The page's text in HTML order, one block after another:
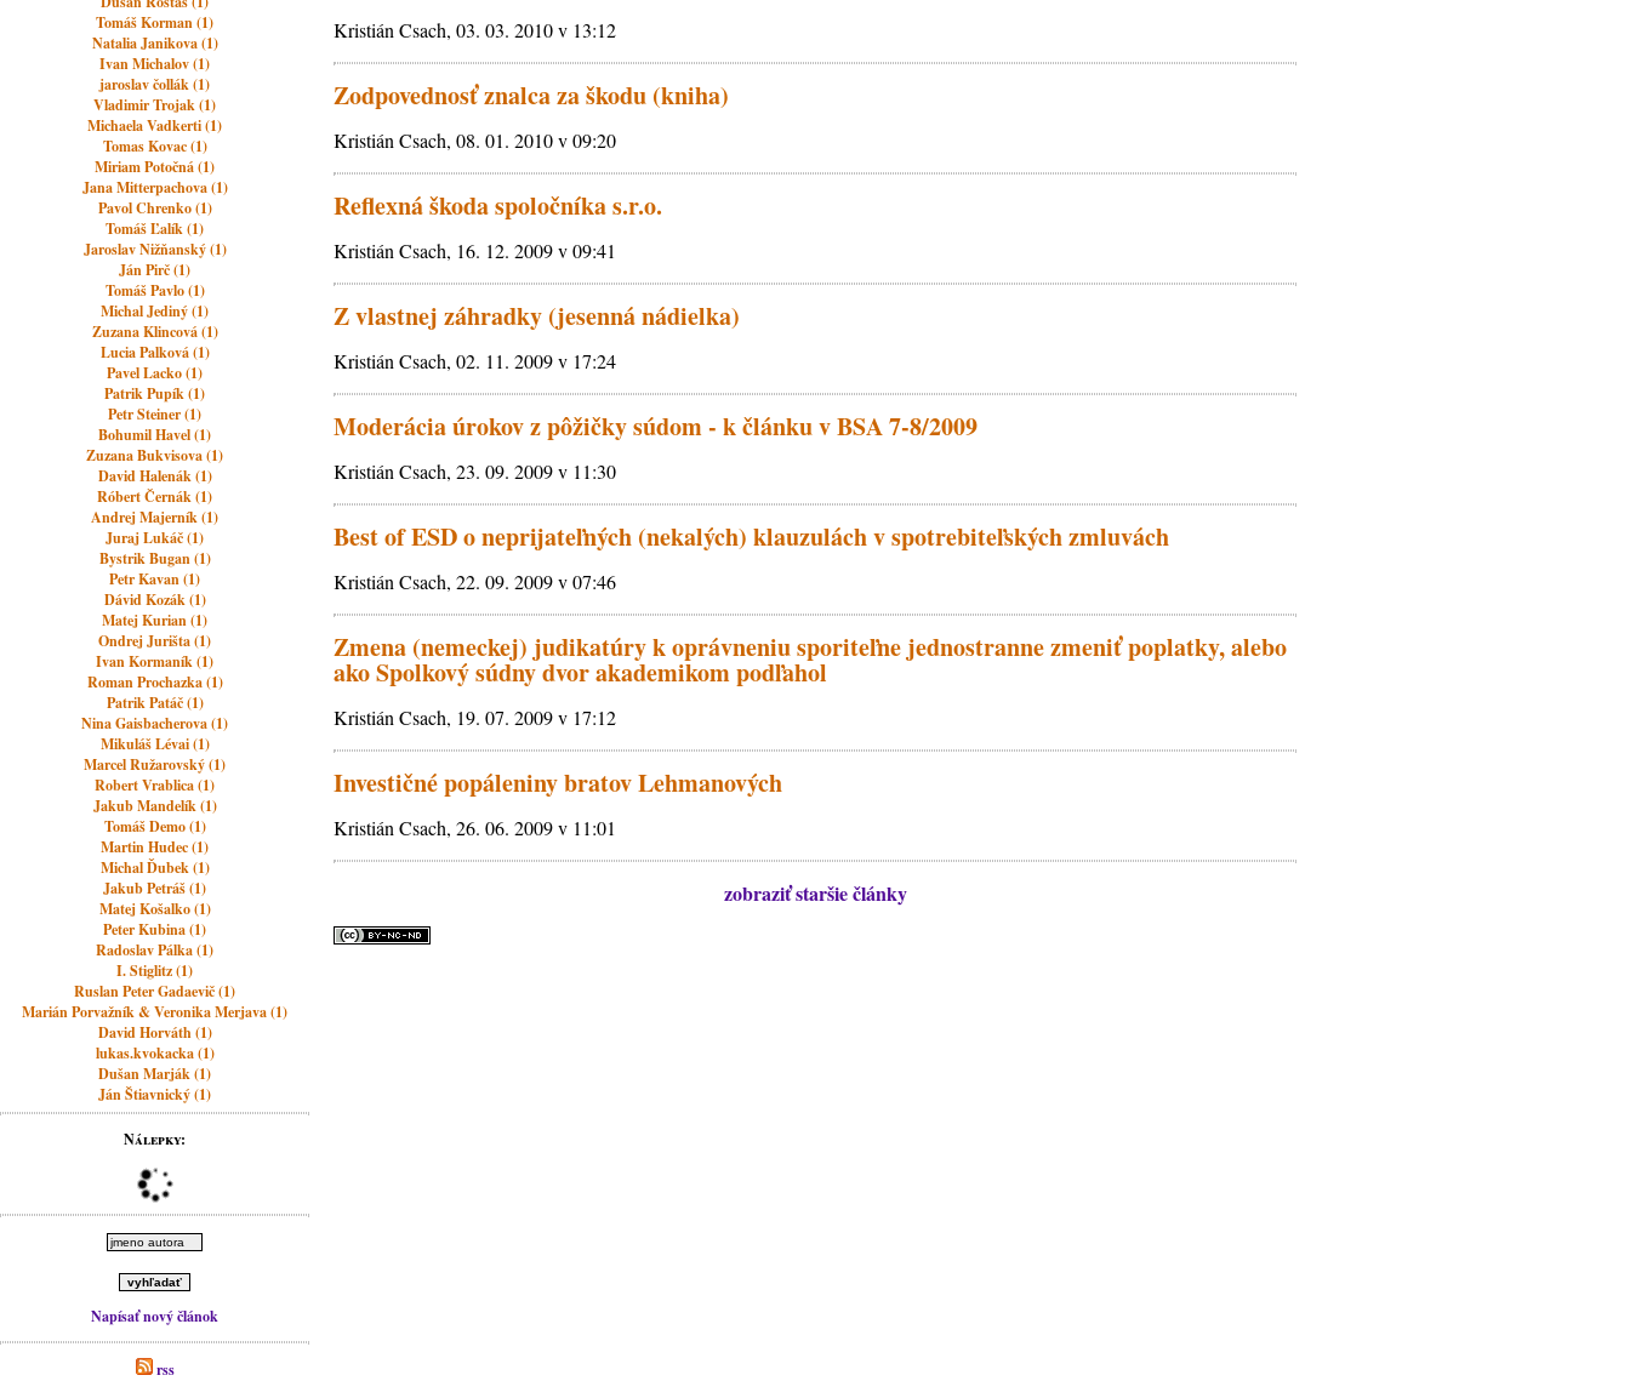
Tomáš Korman (1)
Natalia Janikova (1)
Ivan Michalov (1)
jaroslav čollák (1)
Vladimir Trojak (1)
Michaela Vadkerti (1)
Tomas Kovac (1)
Miriam Potočná (1)
Jana Mitterpachova (1)
Pavol Chrenko (1)
Tomáš Ľalík (1)
Jaroslav Nižňanský (1)
Ján Pirč (1)
Tomáš Pavlo (1)
Michal Jediný (1)
Zuzana Klincová (1)
Lucia Palková (1)
Pavel Lacko (1)
Patrik Pupík (1)
Petr Steiner (1)
Bohumil Havel (1)
Zuzana Bukvisova (1)
David Halenák (1)
Róbert Černák (1)
Andrej Majerník (1)
Juraj Lukáč (1)
Bystrik Bugan (1)
Petr Kavan (1)
Dávid Kozák (1)
Matej Kurian (1)
Ondrej Jurišta (1)
Ivan Kormaník (1)
Roman Prochazka (1)
Patrik Patáč (1)
Nina Gaisbacherova (1)
Mikuláš Lévai (1)
Marcel Ružarovský (1)
Robert Vrablica (1)
Jakub Mandelík (1)
Tomáš Demo (1)
Martin Hudec (1)
Michal Ďubek (1)
Jakub Petráš (1)
Matej Košalko (1)
Peter Kubina (1)
Radoslav Pálka (1)
I. Stiglitz (1)
Ruslan Peter Gadaevič (1)
Marián Porvažník & Veronika Merjava (1)
David Horváth (1)
lukas.kvokacka (1)
Dušan Marják (1)
Ján Štiavnický (1)
Nálepky:
Napísať nový článok
rss
Kristián Csach, 03. 03. 2010 v 13:12
Zodpovednosť znalca za škodu (kniha)
Kristián Csach, 08. 01. 2010 v 09:20
Reflexná škoda spoločníka s.r.o.
Kristián Csach, 16. 12. 2009 v 09:41
Z vlastnej záhradky (jesenná nádielka)
Kristián Csach, 02. 11. 2009 v 17:24
Moderácia úrokov z pôžičky súdom - k článku v BSA 7-8/2009
Kristián Csach, 23. 09. 2009 v 11:30
Best of ESD o neprijateľných (nekalých) klauzulách v spotrebiteľských zmluvách
Kristián Csach, 22. 09. 2009 v 07:46
Zmena (nemeckej) judikatúry k oprávneniu sporiteľne jednostranne zmeniť poplatky, alebo
ako Spolkový súdny dvor akademikom podľahol
Kristián Csach, 19. 07. 2009 v 17:12
Investičné popáleniny bratov Lehmanových
Kristián Csach, 26. 06. 2009 v 11:01
zobraziť staršie články